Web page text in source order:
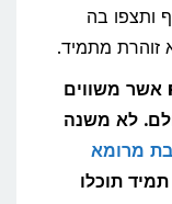
ותצפו בה
זוהרת מתמיד.
המאמר נכתב בשיתוף עם Railways אשר משווים
בעולם. לא משנה
מרומא
תוכלו